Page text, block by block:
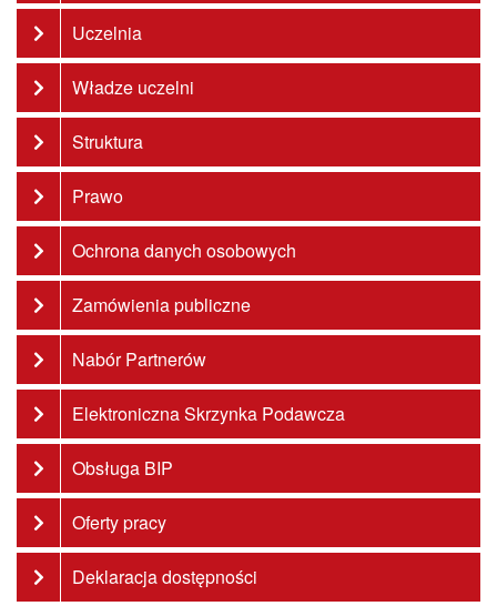
Uczelnia
Władze uczelni
Struktura
Prawo
Ochrona danych osobowych
Zamówienia publiczne
Nabór Partnerów
Elektroniczna Skrzynka Podawcza
Obsługa BIP
Oferty pracy
Deklaracja dostępności